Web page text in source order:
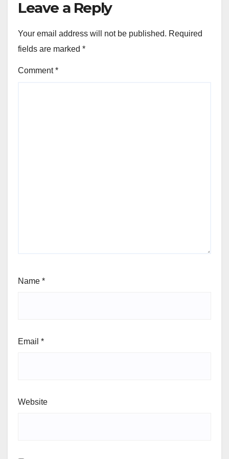
Leave a Reply
Your email address will not be published. Required
fields are marked *
Comment*
Name *
Email *
Website